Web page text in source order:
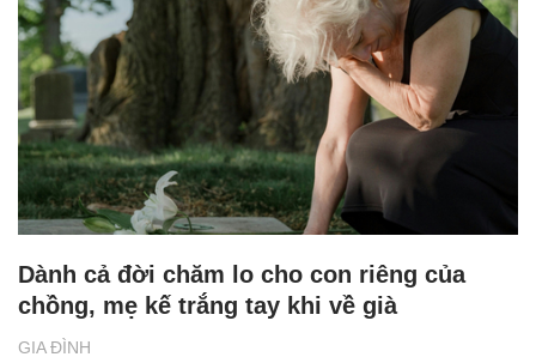
GIA ĐÌNH
Dành cả đời chăm lo cho con riêng của
chồng, mẹ kế trắng tay khi về già